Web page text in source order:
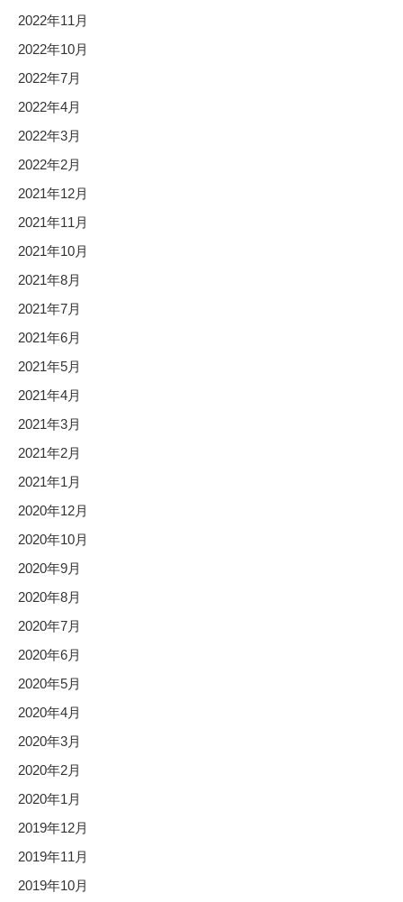
2022年11月
2022年10月
2022年7月
2022年4月
2022年3月
2022年2月
2021年12月
2021年11月
2021年10月
2021年8月
2021年7月
2021年6月
2021年5月
2021年4月
2021年3月
2021年2月
2021年1月
2020年12月
2020年10月
2020年9月
2020年8月
2020年7月
2020年6月
2020年5月
2020年4月
2020年3月
2020年2月
2020年1月
2019年12月
2019年11月
2019年10月